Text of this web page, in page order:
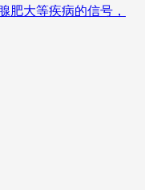
肥大等疾病的信号，